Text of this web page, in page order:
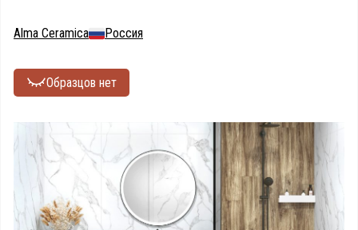
Alma Ceramica Россия
Образцов нет